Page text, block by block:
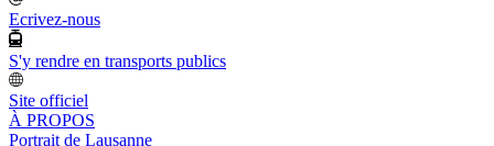
Ecrivez-nous
S'y rendre en transports publics
Site officiel
À PROPOS
Portrait de Lausanne